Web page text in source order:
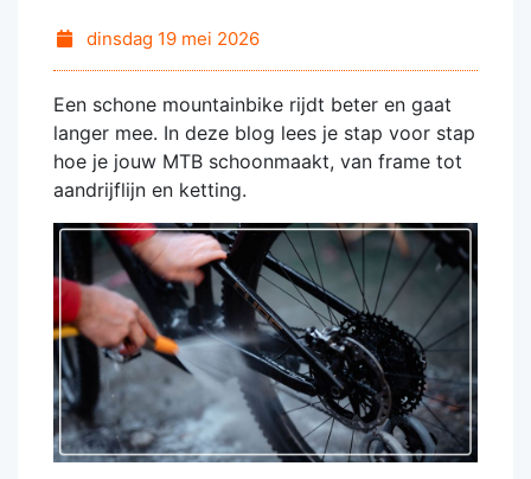
dinsdag 19 mei 2026
Een schone mountainbike rijdt beter en gaat
langer mee. In deze blog lees je stap voor stap
hoe je jouw MTB schoonmaakt, van frame tot
aandrijflijn en ketting.